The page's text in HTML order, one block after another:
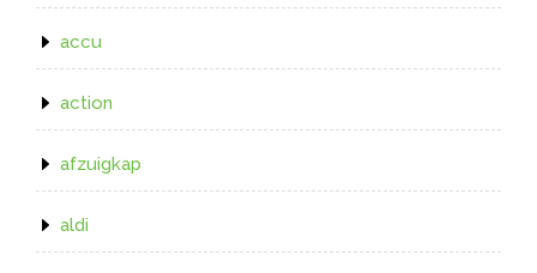
accu
action
afzuigkap
aldi